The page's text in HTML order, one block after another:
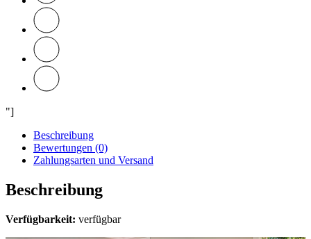
"]
Beschreibung
Bewertungen (0)
Zahlungsarten und Versand
Beschreibung
Verfügbarkeit: verfügbar